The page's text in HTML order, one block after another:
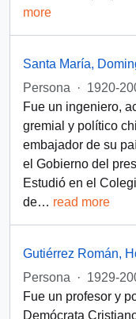
more
Santa María,
Persona
· 1920-
Fue un ingeniero,
gremial y político
embajador de su
el Gobierno del
Estudió en el
de… read more
Gutiérrez Román,
Persona
· 1929-
Fue un profesor y
Demócrata